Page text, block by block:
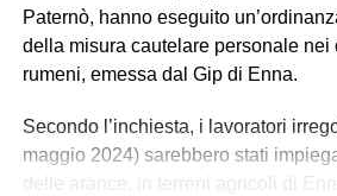
Paternò, hanno eseguito
della misura cautelare personale nei
rumeni, emessa dal Gip di Enna.
Secondo l’inchiesta, i lavoratori
maggio 2024) sarebbero stati
delle arance, in terreni agricoli di